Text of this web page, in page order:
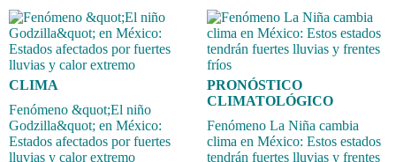
CLIMA
Fenómeno &quot;El niño
Godzilla&quot; en México:
Estados afectados por fuertes
lluvias y calor extremo
PRONÓSTICO
CLIMATOLÓGICO
Fenómeno La Niña cambia
clima en México: Estos estados
tendrán fuertes lluvias y frentes